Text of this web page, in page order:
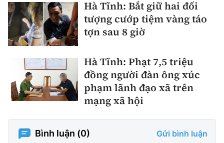
Hà Tĩnh: Bắt giữ hai đối
tượng cướp tiệm vàng táo
tợn sau 8 giờ
Hà Tĩnh: Phạt 7,5 triệu
đồng người đàn ông xúc
phạm lãnh đạo xã trên
mạng xã hội
Bình luận (0) Gửi bình luận